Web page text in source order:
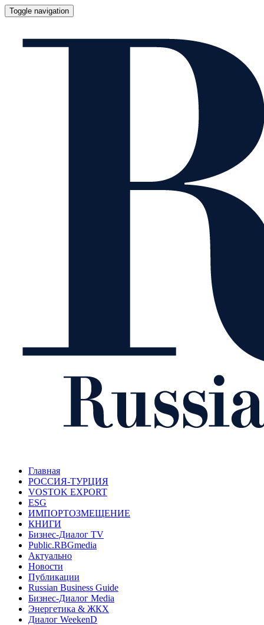
Toggle navigation
Главная
РОССИЯ-ТУРЦИЯ
VOSTOK EXPORT
ESG
ИМПОРТОЗМЕЩЕНИЕ
КНИГИ
Бизнес-Диалог TV
Public.RBGmedia
Актуально
Новости
Публикации
Russian Business Guide
Бизнес-Диалог Media
Энергетика & ЖКХ
Диалог WeekenD